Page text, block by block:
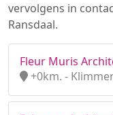
vervolgens in
Ransdaal.
Fleur Muris
+0km. -